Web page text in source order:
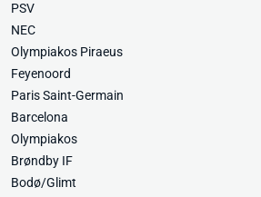
PSV
NEC
Olympiakos Piraeus
Feyenoord
Paris Saint-Germain
Barcelona
Olympiakos
Brøndby IF
Bodø/Glimt